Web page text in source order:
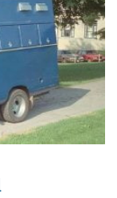
LÆS MERE